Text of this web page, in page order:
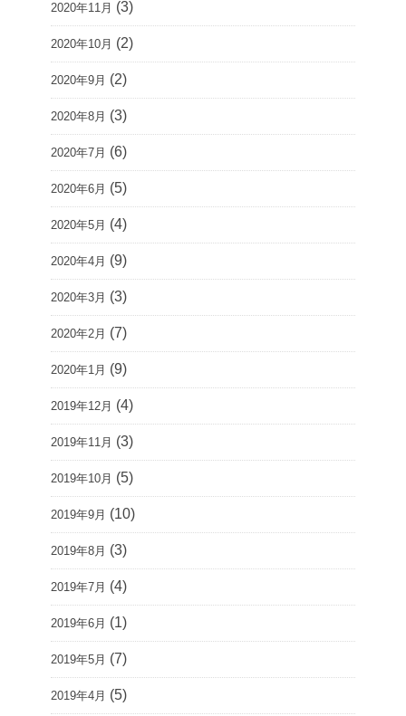
2020年11月 (3)
2020年10月 (2)
2020年9月 (2)
2020年8月 (3)
2020年7月 (6)
2020年6月 (5)
2020年5月 (4)
2020年4月 (9)
2020年3月 (3)
2020年2月 (7)
2020年1月 (9)
2019年12月 (4)
2019年11月 (3)
2019年10月 (5)
2019年9月 (10)
2019年8月 (3)
2019年7月 (4)
2019年6月 (1)
2019年5月 (7)
2019年4月 (5)